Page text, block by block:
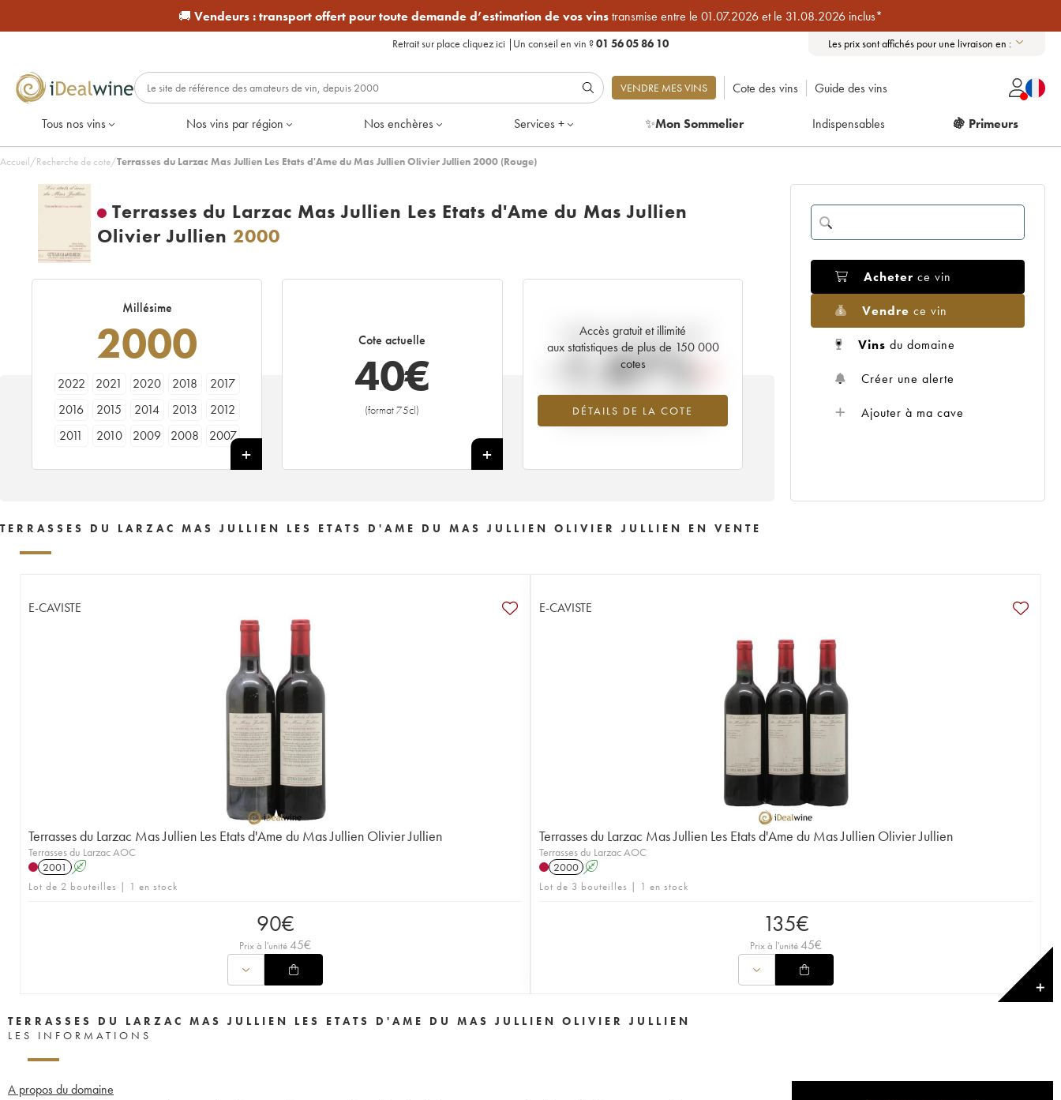
🚚 Vendeurs :transport offert pour toute demande d’estimation de vos vinstransmise entre le 01.07.2026 et le 31.08.2026 inclus*
Retrait sur place cliquez ici | Un conseil en vin ?01 56 05 86 10 Les prix sont affichés pour une livraison en :
VENDRE MES VINS Cote des vins Guide des vins
Tous nos vins Nos vins par région Nos enchères Services + ✨Mon Sommelier Indispensables 🍇 Primeurs
Accueil/Recherche de cote/Terrasses du Larzac Mas Jullien Les Etats d'Ame du Mas Jullien Olivier Jullien 2000 (Rouge)
Terrasses du Larzac Mas Jullien Les Etats d'Ame du Mas Jullien
Olivier Jullien 2000
Millésime
2000
2022 2021 2020 2018
2017
2016
2015 2014 2013
2012
2011
2010 2009 2008
2007
Cote actuelle
40€
(format 75cl)
+
Accès gratuit et illimité
aux statistiques de plus de 150 000
cotes
DÉTAILS DE LA COTE
Tendance actuelle de la cote
-1.87%
Tendance à la baisse du millésime
2000 en 2026 par rapport à 2025
Acheter ce vin
Vendre ce vin
Vins du domaine
Créer une alerte
Ajouter à ma cave
TERRASSES DU LARZAC MAS JULLIEN LES ETATS D'AME DU MAS JULLIEN OLIVIER JULLIEN EN VENTE
E-CAVISTE
Terrasses du Larzac Mas Jullien Les Etats d'Ame du Mas Jullien Olivier Jullien
Terrasses du Larzac AOC
2001
A
Lot de 2 bouteilles | 1 en stock
90€
Prix à l'unité45€
E-CAVISTE
Terrasses du Larzac Mas Jullien Les Etats d'Ame du Mas Jullien Olivier Jullien
Terrasses du Larzac AOC
2000 A
Lot de 3 bouteilles | 1 en stock
135€
Prix à l'unité45€
✕
TERRASSES DU LARZAC MAS JULLIEN LES ETATS D'AME DU MAS JULLIEN OLIVIER JULLIEN
LES INFORMATIONS
A propos du domaine